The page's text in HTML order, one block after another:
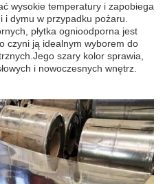
wysokie temperatury i zapobiega
i dymu w przypadku pożaru.
płytka ognioodporna jest
czyni ją idealnym wyborem do
szary kolor sprawia,
i nowoczesnych wnętrz.